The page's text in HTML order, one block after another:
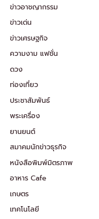
ข่าวอาชญากรรม
ข่าวเด่น
ข่าวเศรษฐกิจ
ความงาม แฟชั่น
ดวง
ท่องเที่ยว
ประชาสัมพันธ์
พระเครื่อง
ยานยนต์
สมาคมนักข่าวธุรกิจ
หนังสือพิมพ์มิตรภาพ
อาหาร Cafe
เกษตร
เทคโนโลยี